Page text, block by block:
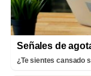
Señales de
¿Te sientes cansado